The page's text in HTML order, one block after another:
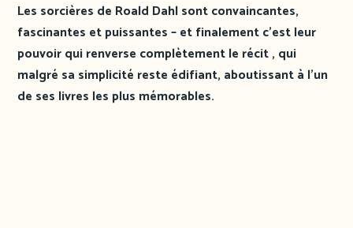
Les sorcières de Roald Dahl sont convaincantes,
fascinantes et puissantes – et finalement c’est leur
pouvoir qui renverse complètement le récit , qui
malgré sa simplicité reste édifiant, aboutissant à l’un
de ses livres les plus mémorables.